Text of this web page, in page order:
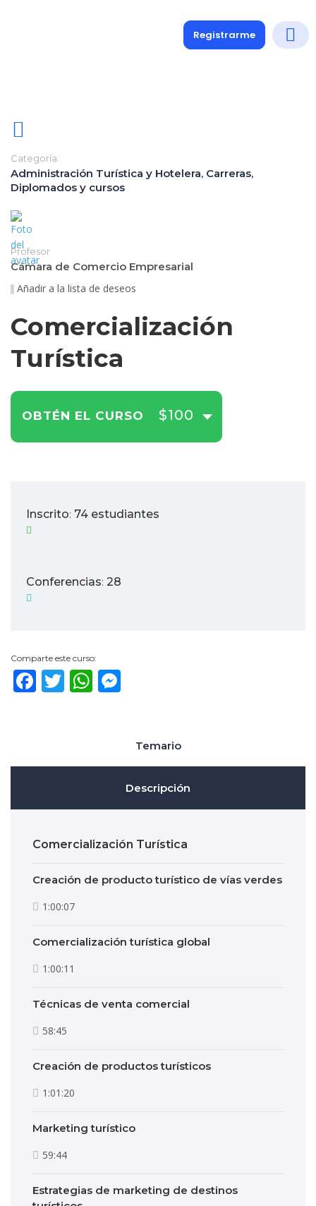
Registrarme
Categoría:
Administración Turística y Hotelera, Carreras,
Diplomados y cursos
Profesor
Cámara de Comercio Empresarial
Añadir a la lista de deseos
Comercialización
Turística
OBTÉN EL CURSO $100
Inscrito: 74 estudiantes
Conferencias: 28
Comparte este curso:
Facebook
TwitterWhatsApp
Temario
Descripción
Comercialización Turística
Creación de producto turístico de vías verdes
1:00:07
Comercialización turística global
1:00:11
Técnicas de venta comercial
58:45
Creación de productos turísticos
1:01:20
Marketing turístico
59:44
Estrategias de marketing de destinos